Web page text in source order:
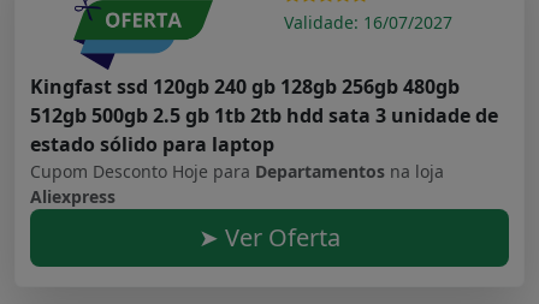
Validade: 16/07/2027
Kingfast ssd 120gb 240 gb 128gb 256gb 480gb
512gb 500gb 2.5 gb 1tb 2tb hdd sata 3 unidade de
estado sólido para laptop
Cupom Desconto Hoje para Departamentos na loja
Aliexpress
➤ Ver Oferta